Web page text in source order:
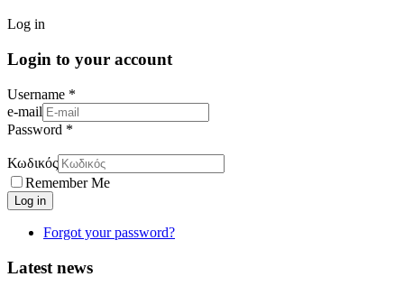
Log in
Login to your account
Username *
e-mail
Password *
Κωδικός
Remember Me
Forgot your password?
Latest news